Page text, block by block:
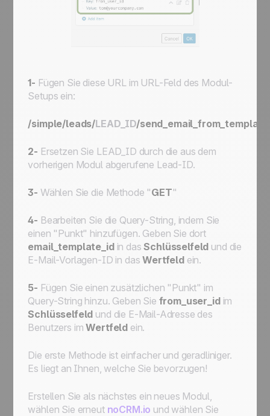
1- Fügen Sie diese URL im URL-Feld des Modul-
Setups ein:
/simple/leads/LEAD_ID/send_email_from_template
2- Ersetzen Sie LEAD_ID durch die aus dem
vorherigen Modul abgerufene Lead-ID.
3- Wählen Sie die Methode "GET"
4- Bearbeiten Sie die Query-String, indem Sie
einen "Punkt" hinzufügen. Geben Sie dort
email_template_idin dasSchlüsselfeld und die
E-Mail-Vorlagen-ID in dasWertfeldein.
5- Fügen Sie einen zusätzlichen "Punkt" im
Query-String hinzu. Geben Sie from_user_idim
Schlüsselfeld und die E-Mail-Adresse des
Benutzers imWertfeld ein.
Die erste Methode ist einfacher und geradliniger.
Es liegt an Ihnen, welche Sie bevorzugen!
Erstellen Sie als nächstes ein neues Modul,
wählen Sie erneut noCRM.io und wählen Sie